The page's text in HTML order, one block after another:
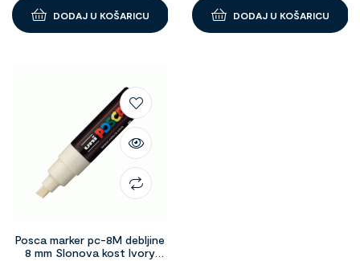
DODAJ U KOŠARICU DODAJ U KOŠARICU
Posca marker pc-8M debljine
8 mm Slonova kost Ivory